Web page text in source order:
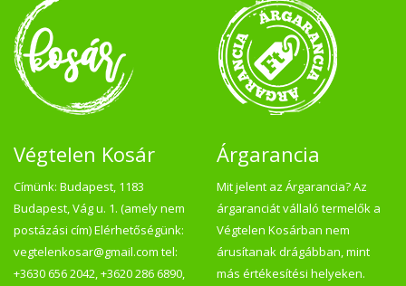
Végtelen Kosár
Címünk: Budapest, 1183
Budapest, Vág u. 1. (amely nem
postázási cím) Elérhetőségünk:
vegtelenkosar@gmail.com tel:
+3630 656 2042, +3620 286 6890,
Árgarancia
Mit jelent az Árgarancia? Az
árgaranciát vállaló termelők a
Végtelen Kosárban nem
árusítanak drágábban, mint
más értékesítési helyeken.